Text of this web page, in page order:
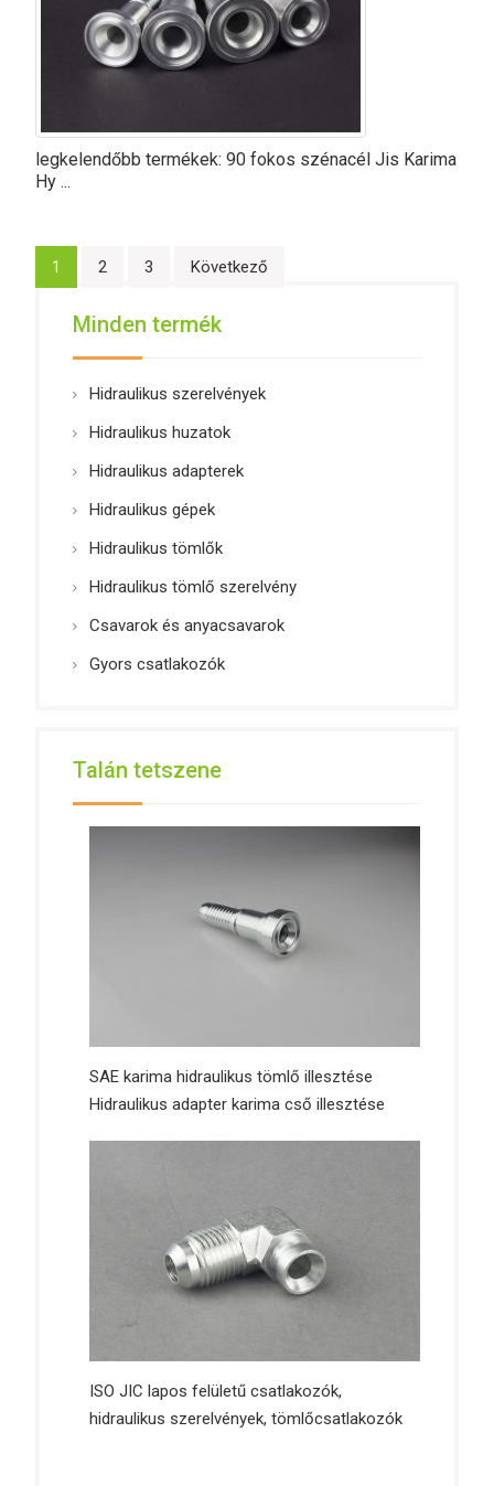
legkelendőbb termékek: 90 fokos szénacél Jis Karima
Hy ...
Bejegyzés
1 2 3 Következő
Minden termék
Hidraulikus szerelvények
Hidraulikus huzatok
Hidraulikus adapterek
Hidraulikus gépek
Hidraulikus tömlők
Hidraulikus tömlő szerelvény
Csavarok és anyacsavarok
Gyors csatlakozók
Talán tetszene
SAE karima hidraulikus tömlő illesztése
Hidraulikus adapter karima cső illesztése
ISO JIC lapos felületű csatlakozók,
hidraulikus szerelvények, tömlőcsatlakozók